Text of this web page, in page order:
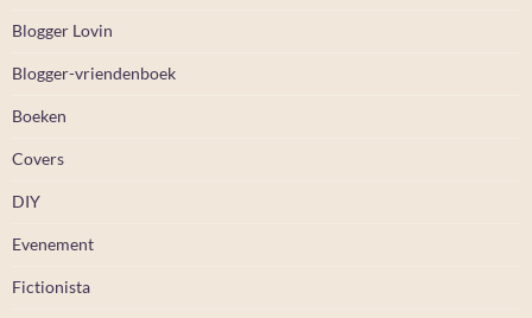
Blogger Lovin
Blogger-vriendenboek
Boeken
Covers
DIY
Evenement
Fictionista